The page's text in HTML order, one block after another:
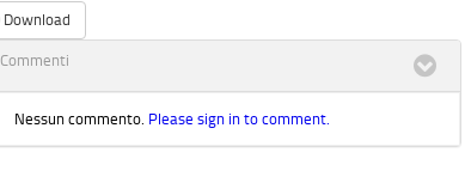
Download
Commenti
Nessun commento. Please sign in to comment.